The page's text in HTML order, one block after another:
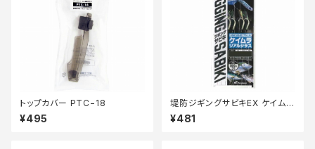
トップカバー PTC−18
¥495
堤防ジギングサビキEX ケイムラ
リアルシラス2本FS702ーS
¥481